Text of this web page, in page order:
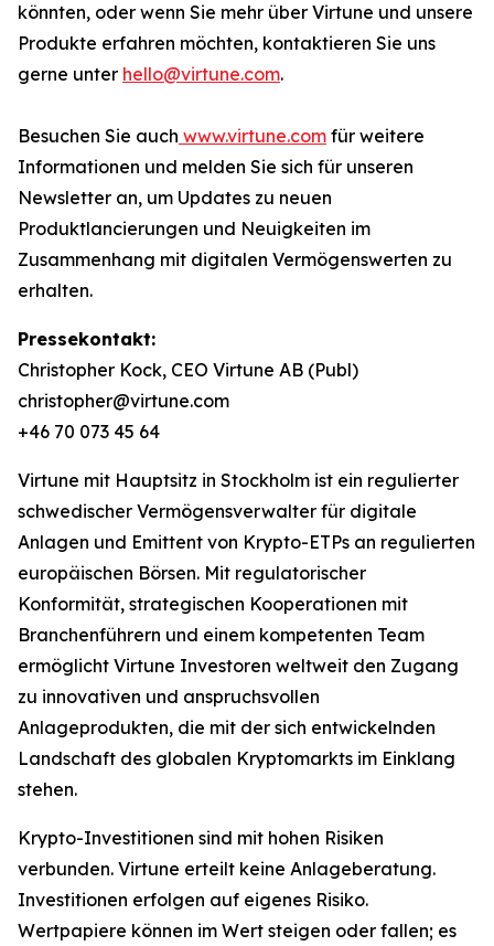
könnten, oder wenn Sie mehr über Virtune und unsere
Produkte erfahren möchten, kontaktieren Sie uns
gerne unter hello@virtune.com.
Besuchen Sie auch www.virtune.com für weitere
Informationen und melden Sie sich für unseren
Newsletter an, um Updates zu neuen
Produktlancierungen und Neuigkeiten im
Zusammenhang mit digitalen Vermögenswerten zu
erhalten.
Pressekontakt:
Christopher Kock, CEO Virtune AB (Publ)
christopher@virtune.com
+46 70 073 45 64
Virtune mit Hauptsitz in Stockholm ist ein regulierter
schwedischer Vermögensverwalter für digitale
Anlagen und Emittent von Krypto-ETPs an regulierten
europäischen Börsen. Mit regulatorischer
Konformität, strategischen Kooperationen mit
Branchenführern und einem kompetenten Team
ermöglicht Virtune Investoren weltweit den Zugang
zu innovativen und anspruchsvollen
Anlageprodukten, die mit der sich entwickelnden
Landschaft des globalen Kryptomarkts im Einklang
stehen.
Krypto-Investitionen sind mit hohen Risiken
verbunden. Virtune erteilt keine Anlageberatung.
Investitionen erfolgen auf eigenes Risiko.
Wertpapiere können im Wert steigen oder fallen; es